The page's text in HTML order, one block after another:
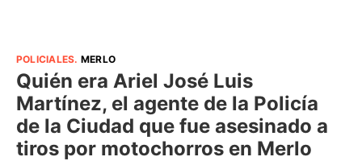
POLICIALES. MERLO
Quién era Ariel José Luis
Martínez, el agente de la Policía
de la Ciudad que fue asesinado a
tiros por motochorros en Merlo